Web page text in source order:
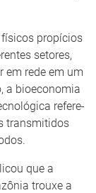
propícios
setores,
em rede em um
a bioeconomia
refere-
transmitidos
que a
trouxe a